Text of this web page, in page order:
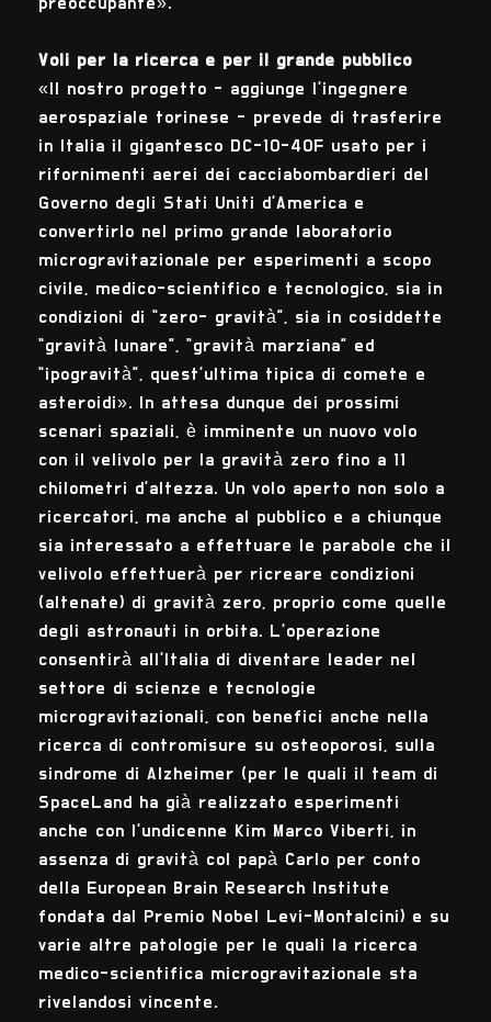
Voli per la ricerca e per il grande pubblico
«Il nostro progetto - aggiunge l’ingegnere
aerospaziale torinese - prevede di trasferire
in Italia il gigantesco DC-10-40F usato per i
rifornimenti aerei dei cacciabombardieri del
Governo degli Stati Uniti d’America e
convertirlo nel primo grande laboratorio
microgravitazionale per esperimenti a scopo
civile, medico-scientifico e tecnologico, sia in
condizioni di “zero- gravità”, sia in cosiddette
“gravità lunare”, “gravità marziana” ed
“ipogravità”, quest’ultima tipica di comete e
asteroidi». In attesa dunque dei prossimi
scenari spaziali, è imminente un nuovo volo
con il velivolo per la gravità zero fino a 11
chilometri d’altezza. Un volo aperto non solo a
ricercatori, ma anche al pubblico e a chiunque
sia interessato a effettuare le parabole che il
velivolo effettuerà per ricreare condizioni
(altenate) di gravità zero, proprio come quelle
degli astronauti in orbita. L’operazione
consentirà all’Italia di diventare leader nel
settore di scienze e tecnologie
microgravitazionali, con benefici anche nella
ricerca di contromisure su osteoporosi, sulla
sindrome di Alzheimer (per le quali il team di
SpaceLand ha già realizzato esperimenti
anche con l’undicenne Kim Marco Viberti, in
assenza di gravità col papà Carlo per conto
della European Brain Research Institute
fondata dal Premio Nobel Levi-Montalcini) e su
varie altre patologie per le quali la ricerca
medico-scientifica microgravitazionale sta
rivelandosi vincente.